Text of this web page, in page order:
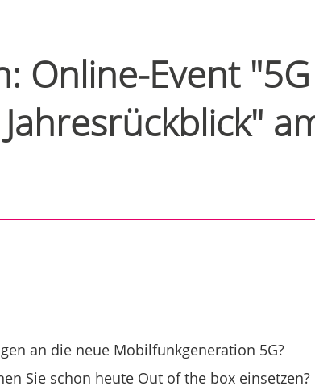
Online-Event
an die neue Mobilfunkgeneration 5G?
Sie schon heute Out of the box einsetzen?